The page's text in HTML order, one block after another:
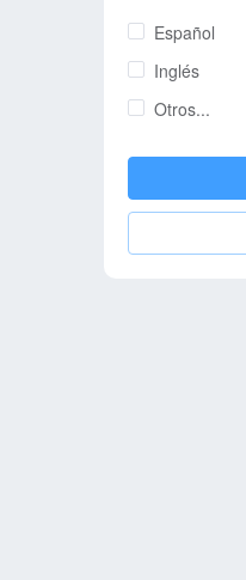
Español
Inglés
Otros...